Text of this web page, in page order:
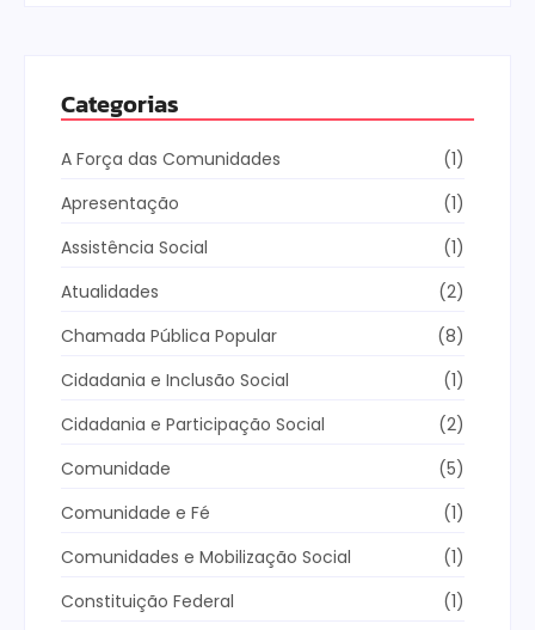
Categorias
A Força das Comunidades
(1)
Apresentação
(1)
Assistência Social
(1)
Atualidades
(2)
Chamada Pública Popular
(8)
Cidadania e Inclusão Social
(1)
Cidadania e Participação Social
(2)
Comunidade
(5)
Comunidade e Fé
(1)
Comunidades e Mobilização Social
(1)
Constituição Federal
(1)